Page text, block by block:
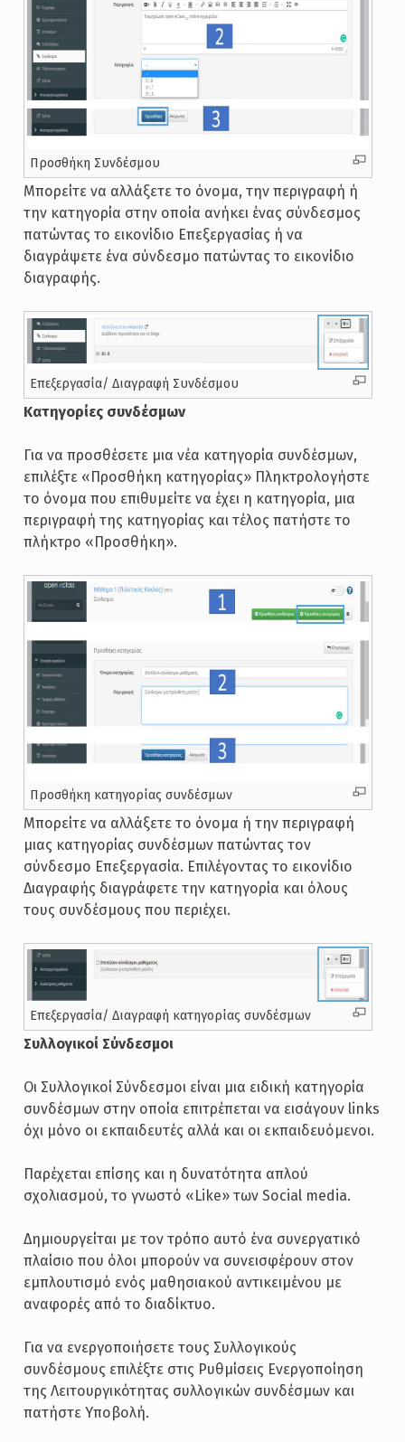
Προσθήκη Συνδέσμου
Μπορείτε να αλλάξετε το όνομα, την περιγραφή ή
την κατηγορία στην οποία ανήκει ένας σύνδεσμος
πατώντας το εικονίδιο Επεξεργασίας ή να
διαγράψετε ένα σύνδεσμο πατώντας το εικονίδιο
διαγραφής.
Επεξεργασία/ Διαγραφή Συνδέσμου
Κατηγορίες συνδέσμων
Για να προσθέσετε μια νέα κατηγορία συνδέσμων,
επιλέξτε «Προσθήκη κατηγορίας» Πληκτρολογήστε
το όνομα που επιθυμείτε να έχει η κατηγορία, μια
περιγραφή της κατηγορίας και τέλος πατήστε το
πλήκτρο «Προσθήκη».
Προσθήκη κατηγορίας συνδέσμων
Μπορείτε να αλλάξετε το όνομα ή την περιγραφή
μιας κατηγορίας συνδέσμων πατώντας τον
σύνδεσμο Επεξεργασία. Επιλέγοντας το εικονίδιο
Διαγραφής διαγράφετε την κατηγορία και όλους
τους συνδέσμους που περιέχει.
Επεξεργασία/ Διαγραφή κατηγορίας συνδέσμων
Συλλογικοί Σύνδεσμοι
Οι Συλλογικοί Σύνδεσμοι είναι μια ειδική κατηγορία
συνδέσμων στην οποία επιτρέπεται να εισάγουν links
όχι μόνο οι εκπαιδευτές αλλά και οι εκπαιδευόμενοι.
Παρέχεται επίσης και η δυνατότητα απλού
σχολιασμού, το γνωστό «Like» των Social media.
Δημιουργείται με τον τρόπο αυτό ένα συνεργατικό
πλαίσιο που όλοι μπορούν να συνεισφέρουν στον
εμπλουτισμό ενός μαθησιακού αντικειμένου με
αναφορές από το διαδίκτυο.
Για να ενεργοποιήσετε τους Συλλογικούς
συνδέσμους επιλέξτε στις Ρυθμίσεις Ενεργοποίηση
της Λειτουργικότητας συλλογικών συνδέσμων και
πατήστε Υποβολή.